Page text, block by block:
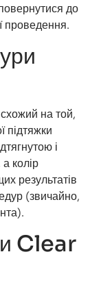
до
проведення.
на той,
підтяжки
і
колір
результатів
(звичайно,
Clear